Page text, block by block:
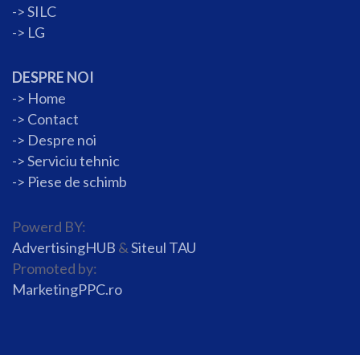
->SILC
-> LG
DESPRE NOI
-> Home
-> Contact
-> Despre noi
->Serviciu tehnic
-> Piese de schimb
Powerd BY:
AdvertisingHUB &Siteul TAU
Promoted by:
MarketingPPC.ro